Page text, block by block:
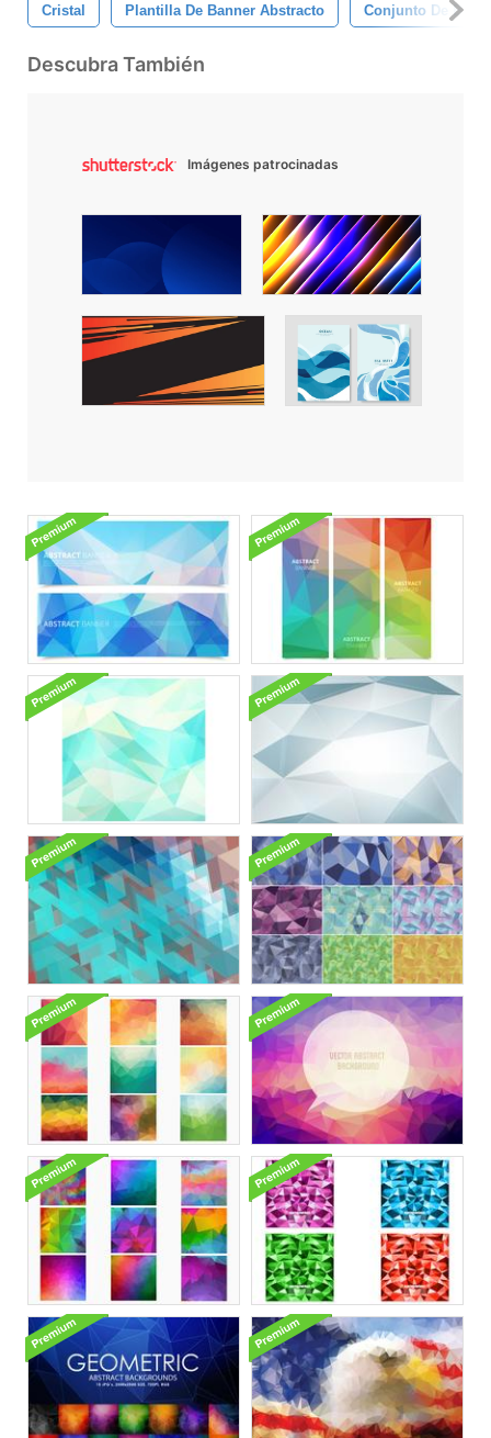
Cristal Plantilla De Banner Abstracto Conjunto De
Descubra También
Imágenes patrocinadas